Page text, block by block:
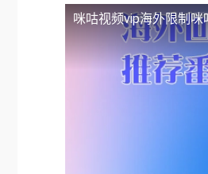
咪咕视频vip海外限制咪